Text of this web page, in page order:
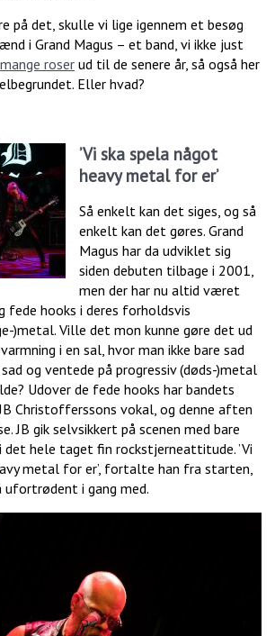
på det, skulle vi lige igennem et besøg
i Grand Magus – et band, vi ikke just
roser ud til de senere år, så også her
Eller hvad?
’Vi ska spela något
heavy metal for er’
Så enkelt kan det siges, og så
enkelt kan det gøres. Grand
Magus har da udviklet sig
siden debuten tilbage i 2001,
men der har nu altid været
fede hooks i deres forholdsvis
)metal. Ville det mon kunne gøre det ud
i en sal, hvor man ikke bare sad
og ventede på progressiv (døds-)metal
Udover de fede hooks har bandets
Christofferssons vokal, og denne aften
JB gik selvsikkert på scenen med bare
det hele taget fin rockstjerneattitude. ’Vi
metal for er’, fortalte han fra starten,
ufortrødent i gang med.